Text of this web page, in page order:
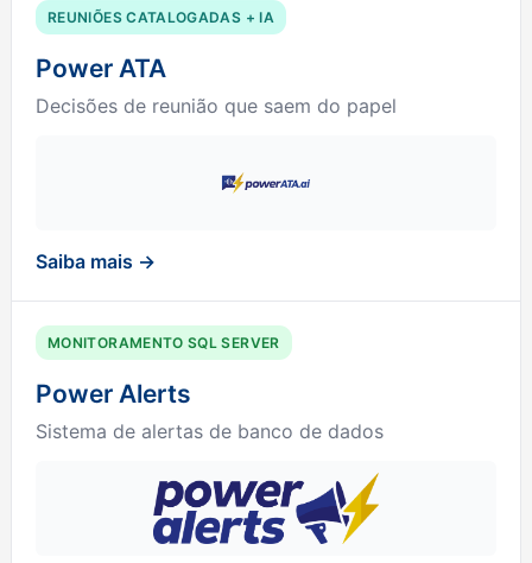
REUNIÕES CATALOGADAS + IA
Power ATA
Decisões de reunião que saem do papel
Saiba mais →
MONITORAMENTO SQL SERVER
Power Alerts
Sistema de alertas de banco de dados